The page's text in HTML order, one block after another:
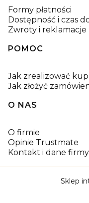
Formy płatności
Dostępność i czas
Zwroty i reklamacje
POMOC
Jak zrealizować
Jak złożyć
O NAS
O firmie
Opinie Trustmate
Kontakt i dane firmy
Sklep